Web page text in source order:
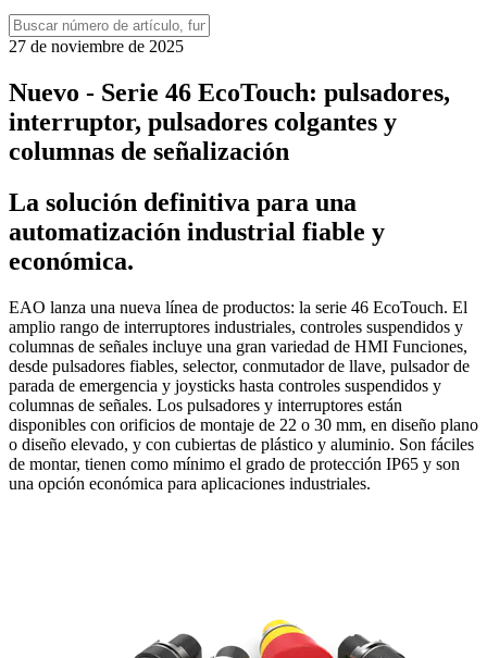
27 de noviembre de 2025
Nuevo - Serie 46 EcoTouch: pulsadores,
interruptor, pulsadores colgantes y
columnas de señalización
La solución definitiva para una
automatización industrial fiable y
económica.
EAO lanza una nueva línea de productos: la serie 46 EcoTouch. El
amplio rango de interruptores industriales, controles suspendidos y
columnas de señales incluye una gran variedad de HMI Funciones,
desde pulsadores fiables, selector, conmutador de llave, pulsador de
parada de emergencia y joysticks hasta controles suspendidos y
columnas de señales. Los pulsadores y interruptores están
disponibles con orificios de montaje de 22 o 30 mm, en diseño plano
o diseño elevado, y con cubiertas de plástico y aluminio. Son fáciles
de montar, tienen como mínimo el grado de protección IP65 y son
una opción económica para aplicaciones industriales.